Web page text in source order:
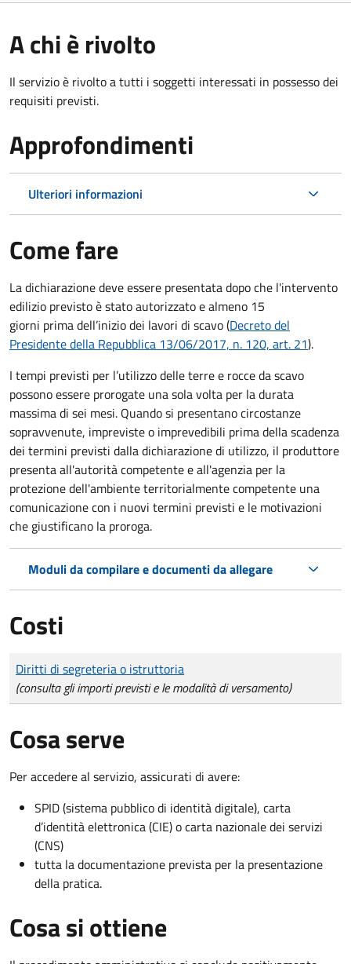
A chi è rivolto
Il servizio è rivolto a tutti i soggetti interessati in possesso dei
requisiti previsti.
Approfondimenti
Ulteriori informazioni
Come fare
La dichiarazione deve essere presentata dopo che l'intervento
edilizio previsto è stato autorizzato e almeno 15
giorni primadell’inizio dei lavori di scavo (Decreto del
Presidente della Repubblica 13/06/2017, n. 120, art. 21).
I tempi previsti per l’utilizzo delle terre e rocce da scavo
possono essere prorogate una sola volta per la durata
massima di sei mesi. Quando si presentano circostanze
sopravvenute, impreviste o imprevedibili prima della scadenza
dei termini previsti dalla dichiarazione di utilizzo, il produttore
presenta all'autorità competente e all'agenzia per la
protezione dell'ambiente territorialmente competente una
comunicazione con i nuovi termini previsti e le motivazioni
che giustificano la proroga.
Moduli da compilare e documenti da allegare
Costi
Tipo di pagamento
Importo
Diritti di segreteria o istruttoria
(consulta gli importi previsti e le modalità di versamento)
Cosa serve
Per accedere al servizio, assicurati di avere:
SPID (sistema pubblico di identità digitale), carta
d’identità elettronica (CIE) o carta nazionale dei servizi
(CNS)
tutta la documentazione prevista per la presentazione
della pratica.
Cosa si ottiene